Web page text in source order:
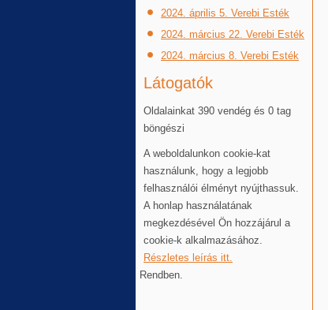
2024. április 5. Verebi Esték
2024. március 22. Verebi Esték
2024. március 8. Verebi Esték
Látogatók
Oldalainkat 390 vendég és 0 tag
böngészi
A weboldalunkon cookie-kat
használunk, hogy a legjobb
felhasználói élményt nyújthassuk.
A honlap használatának
megkezdésével Ön hozzájárul a
cookie-k alkalmazásához.
Részletes leírás itt.
Rendben.